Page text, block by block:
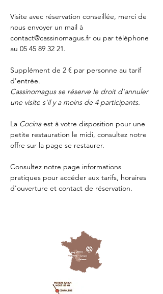
Visite avec réservation conseillée, merci de
nous envoyer un mail à
contact@cassinomagus.fr ou par téléphone
au 05 45 89 32 21.
Supplément de 2 € par personne au tarif
d'entrée.
Cassinomagus se réserve le droit d'annuler
une visite s'il y a moins de 4 participants.
La Cocina est à votre disposition pour une
petite restauration le midi, consultez notre
offre sur la page se restaurer.
Consultez notre page informations
pratiques pour accéder aux tarifs, horaires
d'ouverture et contact de réservation.